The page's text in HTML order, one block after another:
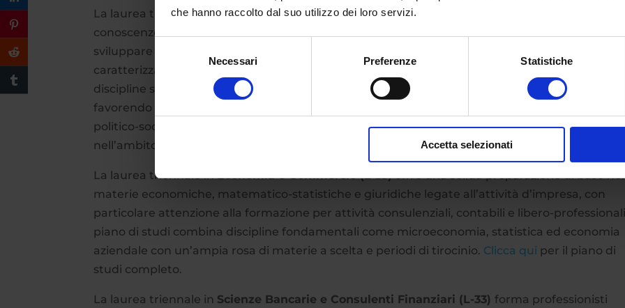
che hanno raccolto dal suo utilizzo dei loro servizi.
Necessari Preferenze Statistiche
Accetta selezionati
La laurea triennale inPolitica, Economia e Pubblica Amministrazione (L-36)
conoscenze sia di metodo che di contenuto culturale, scientifico e professionale, idonee a
sviluppare le capacità di comprensione dei fenomeni sociali, economici e politici che
caratterizzano le società moderne. La preparazione multidisciplinare abbina allo studio delle
discipline sociologiche, politologiche e storiche quello di materie economiche e giuridiche,
favorendo lo sviluppo della capacità di cogliere le relazioni tra sistema economico, sistema
politico-sociale e assetti istituzionali e risultando particolarmente utile a chi intende operare
nell’ambito della Pubblica Amministrazione.
per il piano di studi completo.
La laurea triennale inEconomia e Commercio (L-33)offre una solida preparazione di base
materie economiche, matematico-statistiche e giuridiche legate all’attività d’impresa, con
particolare attenzione alla formazione per attività consulenziali, contabili e libero-
piano di studi combina discipline fondamentali come microeconomia, statistica ed economia
aziendale con un’ampia rosa di materie a scelta e periodi di tirocinio. Clicca qui per il piano di
studi completo.
La laurea triennale in Scienze Bancarie e Consulenti Finanziari (L-33) forma professionisti